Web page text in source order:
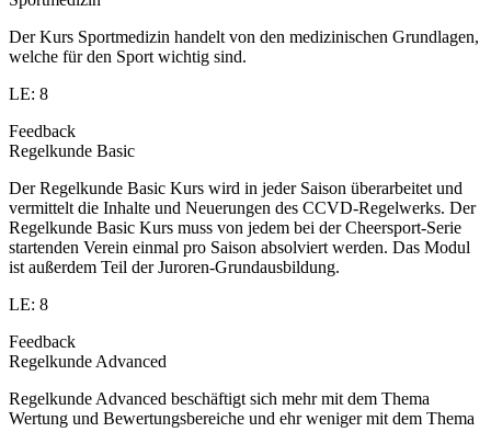
Der Kurs Sportmedizin handelt von den medizinischen Grundlagen,
welche für den Sport wichtig sind.
LE: 8
Feedback
Regelkunde Basic
Der Regelkunde Basic Kurs wird in jeder Saison überarbeitet und
vermittelt die Inhalte und Neuerungen des CCVD-Regelwerks. Der
Regelkunde Basic Kurs muss von jedem bei der Cheersport-Serie
startenden Verein einmal pro Saison absolviert werden. Das Modul
ist außerdem Teil der Juroren-Grundausbildung.
LE: 8
Feedback
Regelkunde Advanced
Regelkunde Advanced beschäftigt sich mehr mit dem Thema
Wertung und Bewertungsbereiche und ehr weniger mit dem Thema